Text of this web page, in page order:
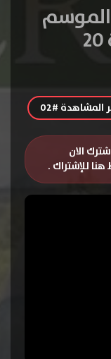
مسلسل Everwood الموسم
المشاهدة #02
الان
للإشتراك .